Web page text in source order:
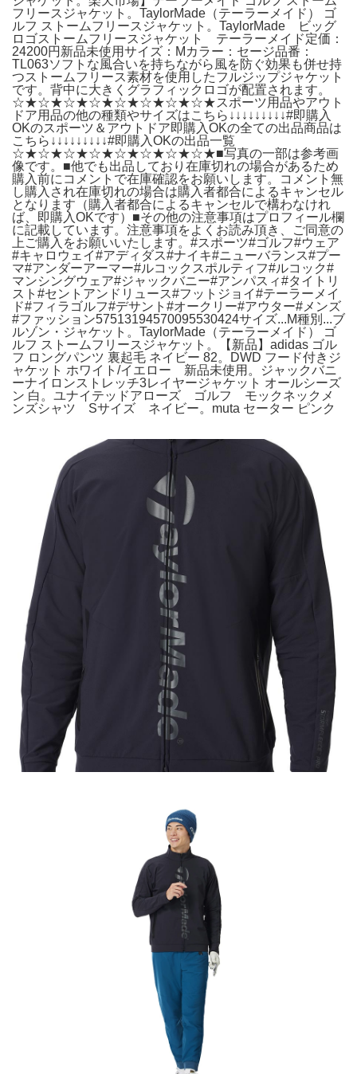
フリースジャケット。TaylorMade（テーラーメイド） ゴ
ルフ ストームフリースジャケット。TaylorMade ビッグ
ロゴストームフリースジャケット テーラーメイド定価：
24200円新品未使用サイズ：Mカラー：セージ品番：
TL063ソフトな風合いを持ちながら風を防ぐ効果も併せ持
つストームフリース素材を使用したフルジップジャケット
です。背中に大きくグラフィックロゴが配置されます。
☆★☆★☆★☆★☆★☆★☆★☆★スポーツ用品やアウト
ドア用品の他の種類やサイズはこちら↓↓↓↓↓↓↓↓↓#即購入
OKのスポーツ＆アウトドア即購入OKの全ての出品商品は
こちら↓↓↓↓↓↓↓↓↓#即購入OKの出品一覧
☆★☆★☆★☆★☆★☆★☆★☆★■写真の一部は参考画
像です。■他でも出品しており在庫切れの場合があるため
購入前にコメントで在庫確認をお願いします。コメント無
し購入され在庫切れの場合は購入者都合によるキャンセル
となります（購入者都合によるキャンセルで構わなけれ
ば、即購入OKです）■その他の注意事項はプロフィール欄
に記載しています。注意事項をよくお読み頂き、ご同意の
上ご購入をお願いいたします。#スポーツ#ゴルフ#ウェア
#キャロウェイ#アディダス#ナイキ#ニューバランス#プー
マ#アンダーアーマー#ルコックスポルティフ#ルコック#
マンシングウェア#ジャックバニー#アンパスィ#タイトリ
スト#セントアンドリュース#フットジョイ#テーラーメイ
ド#フィラゴルフ#デサント#オークリー#アウター#メンズ
#ファッション57513194570095530424サイズ...M種別...ブ
ルゾン・ジャケット。TaylorMade（テーラーメイド） ゴ
ルフ ストームフリースジャケット。【新品】adidas ゴル
フ ロングパンツ 裏起毛 ネイビー 82。DWD フード付きジ
ャケット ホワイト/イエロー 新品未使用。ジャックバニ
ーナイロンストレッチ3レイヤージャケット オールシーズ
ン 白。ユナイテッドアローズ ゴルフ モックネックメ
ンズシャツ Sサイズ ネイビー。muta セーター ピンク